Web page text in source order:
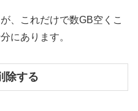
、これだけで数GB空くこ
にあります。
除する